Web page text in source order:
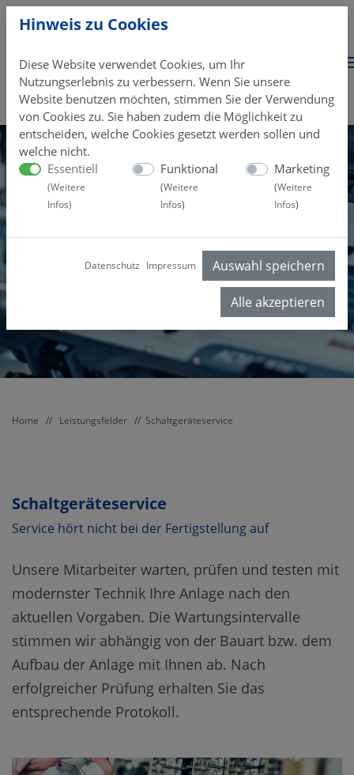
Home // Leistungsfelder // Schaltgeräteservice
Schaltgeräteservice
Service hört nicht bei der Fertigstellung auf
Unsere Mitarbeiter warten, prüfen und testen mit
modernster Technik Ihre Anlage nach den
aktuellen Vorgaben. Die Wartungsintervalle
stimmen wir abhängig von der Bauart bzw. dem
Aufbau der Anlage mit Ihnen ab. Nach
erfolgreicher Prüfung erhalten Sie das
entsprechende Protokoll.
Hinweis zu Cookies
Diese Website verwendet Cookies, um Ihr
Nutzungserlebnis zu verbessern. Wenn Sie unsere
Website benutzen möchten, stimmen Sie der Verwendung
von Cookies zu. Sie haben zudem die Möglichkeit zu
entscheiden, welche Cookies gesetzt werden sollen und
welche nicht.
Essentiell
(Weitere
Infos)
Funktional
(Weitere
Infos)
Marketing
(Weitere
Infos)
Datenschutz Impressum Auswahl speichern
Alle akzeptieren